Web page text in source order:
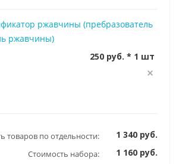
ржавчины (пребразователь
ржавчины)
250 руб. * 1 шт
товаров по отдельности: 1 340 руб.
Стоимость набора: 1 160 руб.